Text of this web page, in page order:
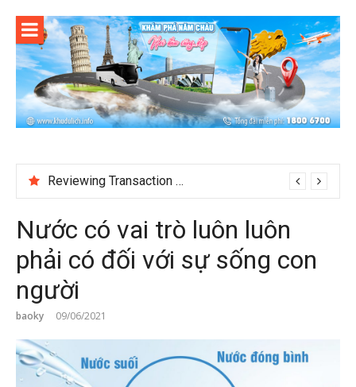
content
Reviewing Transaction History at BetNinja UK
Nước có vai trò luôn luôn
phải có đối với sự sống con
người
baoky 09/06/2021